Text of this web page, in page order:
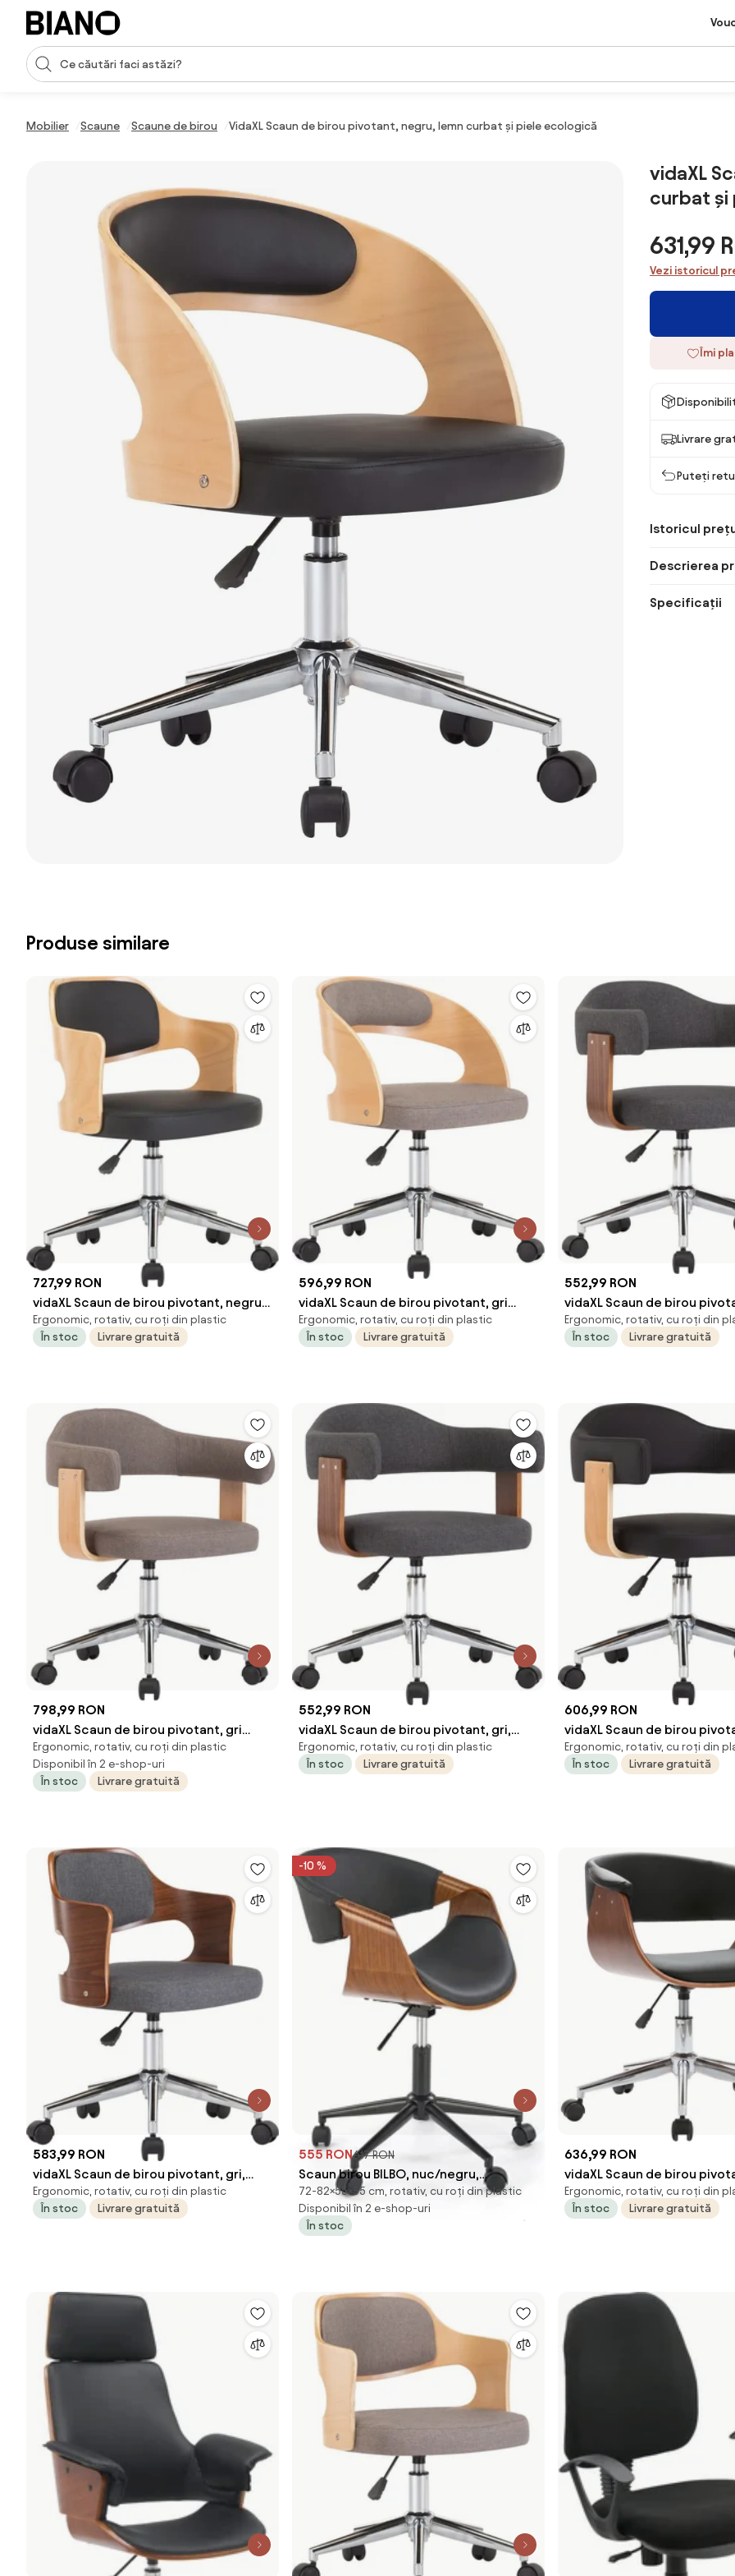
Sari peste navigare, accesează conținutul
Introducerea căutării
Mobilier Scaune Scaune de birou VidaXL Scaun de birou pivotant, negru, lemn curbat și piele ecologică
vidaXL
curbat și
631,99
Vezi istoricul
Îmi
Livrare
Puteți
Istoricul
Descrierea
Specificații
Produse similare
727,99 RON
vidaXL Scaun de birou pivotant, negru,
lemn curbat și piele ecologică
Ergonomic, rotativ, cu roți din plastic
În stoc
Livrare gratuită
596,99 RON
vidaXL Scaun de birou pivotant, gri
taupe, lemn curbat și textil
Ergonomic, rotativ, cu roți din plastic
În stoc
Livrare gratuită
552,99 RON
vidaXL Scaun de birou
lemn curbat și material
Ergonomic, rotativ, cu roți din
În stoc
Livrare gratuită
798,99 RON
vidaXL Scaun de birou pivotant, gri
taupe, lemn curbat și textil
Ergonomic, rotativ, cu roți din plastic
Disponibil în 2 e-shop-uri
În stoc
Livrare gratuită
552,99 RON
vidaXL Scaun de birou pivotant, gri,
lemn curbat și material textil
Ergonomic, rotativ, cu roți din plastic
În stoc
Livrare gratuită
606,99 RON
vidaXL Scaun de birou
lemn curbat și piele
Ergonomic, rotativ, cu roți din
În stoc
Livrare gratuită
583,99 RON
vidaXL Scaun de birou pivotant, gri,
lemn curbat și material textil
Ergonomic, rotativ, cu roți din plastic
În stoc
Livrare gratuită
-10 %
555 RON617 RON
Scaun birou BILBO, nuc/negru,
placaj/piele ecologica/metal,
55x55x72/8
72-82×55×55 cm, rotativ, cu roți din plastic
Disponibil în 2 e-shop-uri
În stoc
636,99 RON
vidaXL Scaun de birou
lemn curbat și piele
Ergonomic, rotativ, cu roți din
În stoc
Livrare gratuită